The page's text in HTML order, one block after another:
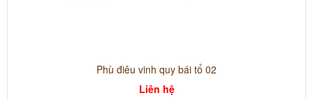
Phù điêu vinh quy bái tổ 02
Liên hệ